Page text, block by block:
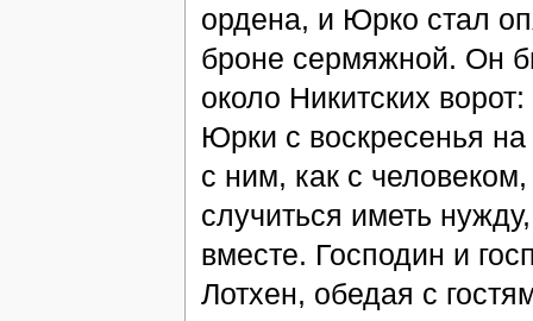
ордена, и Юрко стал
броне сермяжной. Он
около Никитских
Юрки с воскресенья
с ним, как с
случиться иметь
вместе. Господин и
Лотхен, обедая с